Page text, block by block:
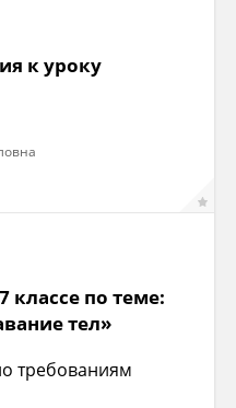
к уроку
по теме:
тел»
требованиям